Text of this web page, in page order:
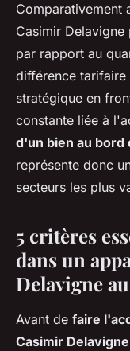
Comparativement
Casimir
par rapport au
différence
stratégique en
constante liée à
d'un bien au bord
représente donc
secteurs les plus
5 critères
dans un
Delavigne
Avant de faire
Casimir Delavigne